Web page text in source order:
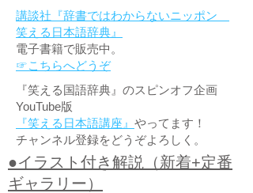
講談社『辞書ではわからないニッポン
笑える日本語辞典』
電子書籍で販売中。
☞こちらへどうぞ
『笑える国語辞典』のスピンオフ企画
YouTube版
『笑える日本語講座』 やってます！
チャンネル登録をどうぞよろしく。
●イラスト付き解説（新着+定番
ギャラリー）